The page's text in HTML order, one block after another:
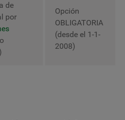
de
por
Opción
OBLIGATORIA
(desde el 1-1-
2008)